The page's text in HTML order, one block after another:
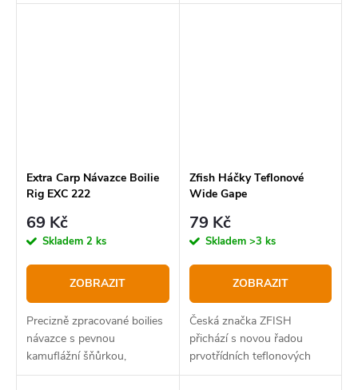
Extra Carp Návazce Boilie
Rig EXC 222
69 Kč
Skladem 2 ks
ZOBRAZIT
Precizně zpracované boilies
návazce s pevnou
kamuflážní šňůrkou,
Zfish Háčky Teflonové
Wide Gape
79 Kč
Skladem >3 ks
ZOBRAZIT
Česká značka ZFISH
přichází s novou řadou
prvotřídních teflonových
háčků,